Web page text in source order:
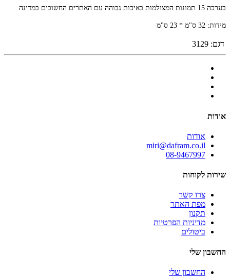
בערכה 15 תמונות המצולמות באיכות גבוהה עם האתרים החשובים במדינה .
מידות: 32 ס"מ * 23 ס"מ
דגם: 3129
אודות
אודות
miri@dafram.co.il
08-9467997
שירות לקוחות
צרו קשר
מפת האתר
תקנון
מדיניות הפרטיות
ביטולים
החשבון שלי
החשבון שלי